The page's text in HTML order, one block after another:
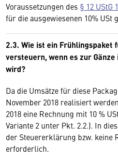
Voraussetzungen des § 12 UStG
für die ausgewiesenen 10% USt
2.3. Wie ist ein Frühlingspaket
versteuern, wenn es zur
wird?
Da die Umsätze für diese
November 2018 realisiert
2018 eine Rechnung mit 10 %
Variante 2 unter Pkt. 2.2.). In
der Steuererklärung bzw. keine
erforderlich.